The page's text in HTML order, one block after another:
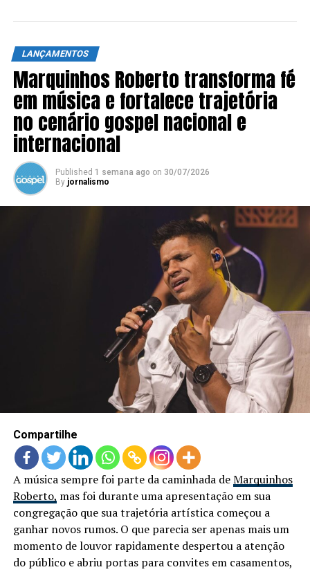
LANÇAMENTOS
Marquinhos Roberto transforma fé
em música e fortalece trajetória
no cenário gospel nacional e
internacional
Published 1 semana ago on 30/07/2026
By jornalismo
Compartilhe
A música sempre foi parte da caminhada deMarquinhos
Roberto, mas foi durante uma apresentação em sua
congregação que sua trajetória artística começou a
ganhar novos rumos. O que parecia ser apenas mais um
momento de louvor rapidamente despertou a atenção
do público e abriu portas para convites em casamentos,